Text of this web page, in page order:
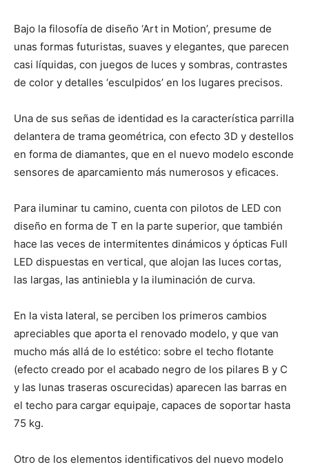
Bajo la filosofía de diseño ‘Art in Motion’, presume de
unas formas futuristas, suaves y elegantes, que parecen
casi líquidas, con juegos de luces y sombras, contrastes
de color y detalles ‘esculpidos’ en los lugares precisos.
Una de sus señas de identidad es la característica parrilla
delantera de trama geométrica, con efecto 3D y destellos
en forma de diamantes, que en el nuevo modelo esconde
sensores de aparcamiento más numerosos y eficaces.
Para iluminar tu camino, cuenta con pilotos de LED con
diseño en forma de T en la parte superior, que también
hace las veces de intermitentes dinámicos y ópticas Full
LED dispuestas en vertical, que alojan las luces cortas,
las largas, las antiniebla y la iluminación de curva.
En la vista lateral, se perciben los primeros cambios
apreciables que aporta el renovado modelo, y que van
mucho más allá de lo estético: sobre el techo flotante
(efecto creado por el acabado negro de los pilares B y C
y las lunas traseras oscurecidas) aparecen las barras en
el techo para cargar equipaje, capaces de soportar hasta
75 kg.
Otro de los elementos identificativos del nuevo modelo